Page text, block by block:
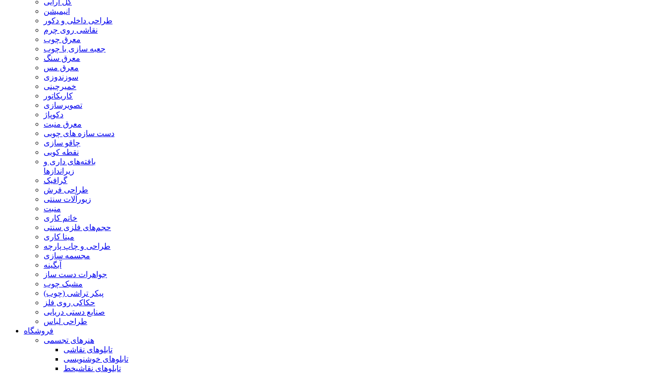
گل آرایی
انیمیشن
طراحی داخلی و دکور
نقاشی روی چرم
معرق چوب
جعبه سازی با چوب
معرق سنگ
معرق مس
سوزندوزی
خمیرچینی
کاریکاتور
تصویرسازی
دکوپاژ
معرق منبت
دست سازه های چوبی
چاقو سازی
نقطه کوبی
بافته‌های داری و
زیراندازها
گرافیک
طراحی فرش
زیورآلات سنتی
منبت
خاتم کاری
حجم‌های فلزی سنتی
مینا کاری
طراحی و چاپ پارچه
مجسمه سازی
آبگینه
جواهرات دست ساز
مشبک چوب
پیکر تراشی (چوب)
حکاکی روی فلز
صنایع دستی دریایی
طراحی لباس
فروشگاه
هنرهای تجسمی
تابلوهای نقاشی
تابلوهای خوشنویسی
تابلوهای نقاشیخط